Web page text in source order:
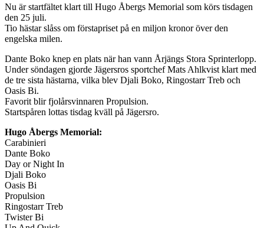
Nu är startfältet klart till Hugo Åbergs Memorial som körs tisdagen
den 25 juli.
Tio hästar slåss om förstapriset på en miljon kronor över den
engelska milen.
Dante Boko knep en plats när han vann Årjängs Stora Sprinterlopp.
Under söndagen gjorde Jägersros sportchef Mats Ahlkvist klart med
de tre sista hästarna, vilka blev Djali Boko, Ringostarr Treb och
Oasis Bi.
Favorit blir fjolårsvinnaren Propulsion.
Startspåren lottas tisdag kväll på Jägersro.
Hugo Åbergs Memorial:
Carabinieri
Dante Boko
Day or Night In
Djali Boko
Oasis Bi
Propulsion
Ringostarr Treb
Twister Bi